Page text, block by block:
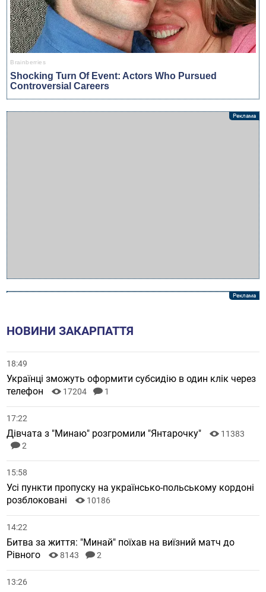
НОВИНИ ЗАКАРПАТТЯ
18:49
Українці зможуть оформити субсидію в один клік через
телефон
17204 1
17:22
Дівчата з "Минаю" розгромили "Янтарочку"
11383
2
15:58
Усі пункти пропуску на українсько-польському кордоні
розблоковані
10186
14:22
Битва за життя: "Минай" поїхав на виїзний матч до
Рівного
8143 2
13:26